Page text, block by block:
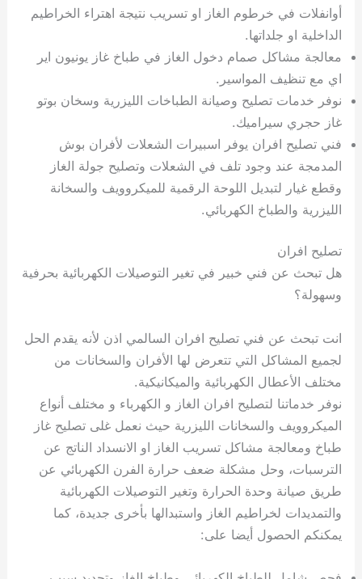
أوانفلات في خرطوم الغاز او تسريب نتيجة اهتراء الخراطيم
الداخلية او جلداتها.
معالجة مشاكل صمام دخول الغاز في طباخ غاز يونيون اير
اي مع تنظيف المواسير.
نوفر خدمات تصليح وصيانة الطباخات الليزرية وسخان بوتو
غاز حجري سيراميك.
فني تصليح افران يوفر اسبيرات الشعلات لأفران بوش
المدمجة عند وجود تلف في الشعلات وتصليح جولة الغاز
وقطع غيار لتبديل اللوحة الرقمية للميكروويف والسخانة
الليزرية والطباخ الكهربائي.
تصليح افران
هل تبحث عن فني خبير في تغير التوصيلات الكهربائية بحرفية
وسهولة؟
انت تبحث عن فني تصليح افران السالمي اذن لأنه يقدم الحل
لجميع المشاكل التي تتعرض لها الأفران والسخانات من
مختلف الأعطال الكهربائية والميكانيكية.
نوفر خدماتنا لتصليح افران الغاز و الكهرباء و مختلف أنواع
الميكروويف والسخانات الليزرية حيث نعمل غلى تصليح غاز
طباخ ومعالجة مشاكل تسريب الغاز او الانسداد الناتج عن
الترسبات، وحل مشكلة ضعف حرارة الفرن الكهربائي عن
طريق صيانة وحدة الحرارة وتغير التوصيلات الكهربائية
والتمديدات لخراطيم الغاز واستبدالها بأخرى جديدة، كما
يمكنكم الحصول أيضا على: